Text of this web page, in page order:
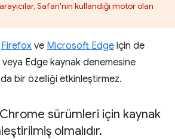
Safari'nin kullandığı motor olan
Firefox ve Microsoft Edge için de
veya Edge kaynak denemesine
bir özelliği etkinleştirmez.
sürümleri için kaynak
olmalıdır.